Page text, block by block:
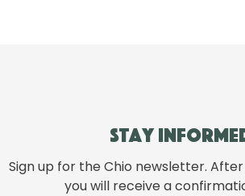
Stay
Sign up for the Chio newsletter.
you will receive a